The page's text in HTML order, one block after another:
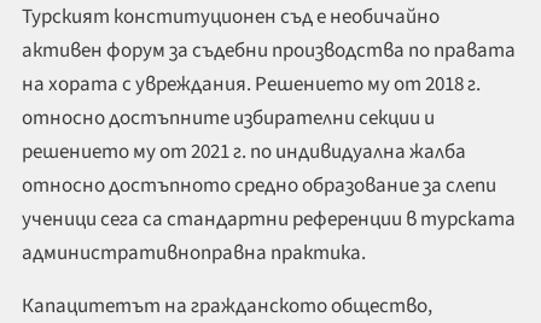
Турският конституционен съд е необичайно
активен форум за съдебни производства по правата
на хората с увреждания. Решението му от 2018 г.
относно достъпните избирателни секции и
решението му от 2021 г. по индивидуална жалба
относно достъпното средно образование за слепи
ученици сега са стандартни референции в турската
административноправна практика.
Капацитетът на гражданското общество,